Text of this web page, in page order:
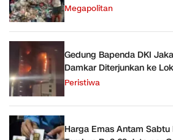
Megapolitan
Gedung Bapenda DKI
Damkar Diterjunkan ke
Peristiwa
Harga Emas Antam